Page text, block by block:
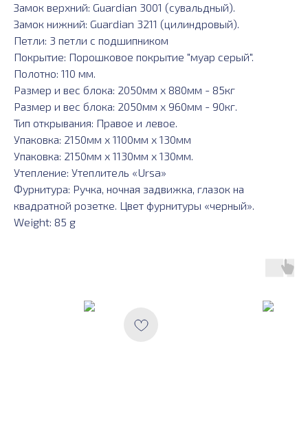
Замок верхний: Guardian 3001 (сувальдный).
Замок нижний: Guardian 3211 (цилиндровый).
Петли: 3 петли с подшипником
Покрытие: Порошковое покрытие "муар серый".
Полотно: 110 мм.
Размер и вес блока: 2050мм х 880мм - 85кг
Размер и вес блока: 2050мм х 960мм - 90кг.
Тип открывания: Правое и левое.
Упаковка: 2150мм х 1100мм х 130мм
Упаковка: 2150мм х 1130мм х 130мм.
Утепление: Утеплитель «Ursa»
Фурнитура: Ручка, ночная задвижка, глазок на
квадратной розетке. Цвет фурнитуры «черный».
Weight: 85 g